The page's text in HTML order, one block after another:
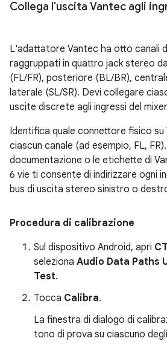
Collega l'uscita Vantec agli
L'adattatore Vantec ha otto canali
raggruppati in quattro jack stereo
(FL/FR), posteriore (BL/BR),
laterale (SL/SR). Devi collegare
uscite discrete agli ingressi del
Identifica quale connettore fisico
ciascun canale (ad esempio, FL,
documentazione o le etichette di
6 vie ti consente di indirizzare ogni
bus di uscita stereo sinistro o
Procedura di calibrazione
Sul dispositivo Android, apri
seleziona Audio Data Paths
Test.
Tocca Calibra.
La finestra di dialogo di
tono di prova su ciascuno